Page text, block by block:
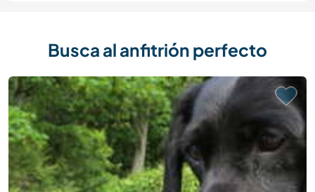
Busca al anfitrión perfecto
Última hora